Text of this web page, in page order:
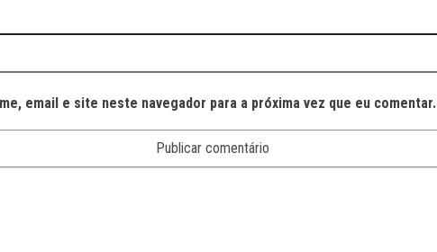
email e site neste navegador para a próxima vez que eu comentar.